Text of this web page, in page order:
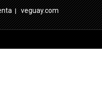
|veguay.com